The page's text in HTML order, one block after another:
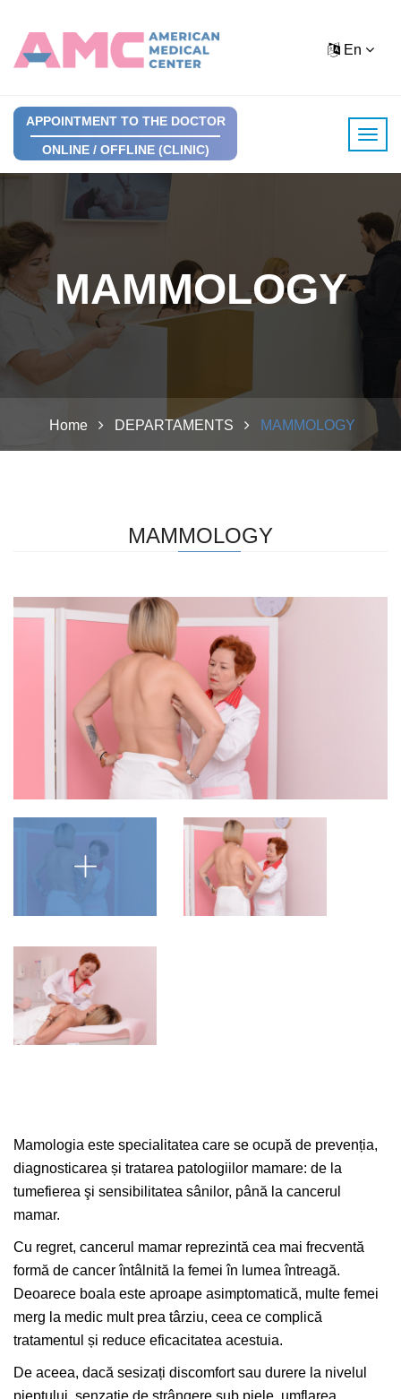
En
APPOINTMENT TO THE DOCTOR
ONLINE / OFFLINE (CLINIC)
MAMMOLOGY
Home DEPARTAMENTS MAMMOLOGY
MAMMOLOGY
Mamologia este specialitatea care se ocupă de prevenția,
diagnosticarea și tratarea patologiilor mamare: de la
tumefierea şi sensibilitatea sânilor, până la cancerul
mamar.
Cu regret, cancerul mamar reprezintă cea mai frecventă
formă de cancer întâlnită la femei în lumea întreagă.
Deoarece boala este aproape asimptomatică, multe femei
merg la medic mult prea târziu, ceea ce complică
tratamentul și reduce eficacitatea acestuia.
De aceea, dacă sesizați discomfort sau durere la nivelul
pieptului, senzație de strângere sub piele, umflarea